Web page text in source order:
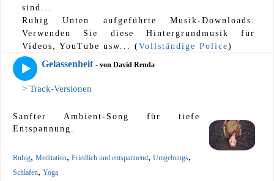
sind...
Ruhig Unten aufgeführte Musik-Downloads.
Verwenden Sie diese Hintergrundmusik für
Videos, YouTube usw... (Vollständige Police)
Gelassenheit - von David Renda
> Track-Versionen
Sanfter Ambient-Song für tiefe
Entspannung.
Ruhig, Meditation, Friedlich und entspannend, Umgebungs,
Schlafen, Yoga